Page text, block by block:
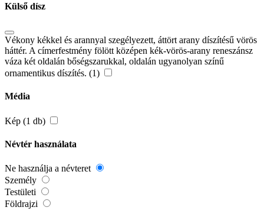
Külső dísz
Vékony kékkel és arannyal szegélyezett, áttört arany díszítésű vörös
háttér. A címerfestmény fölött középen kék-vörös-arany reneszánsz
váza két oldalán bőségszarukkal, oldalán ugyanolyan színű
ornamentikus díszítés. (1)
Média
Kép (1 db)
Névtér használata
Ne használja a névteret
Személy
Testületi
Földrajzi